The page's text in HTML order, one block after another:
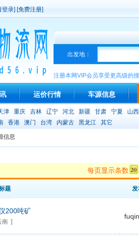
登录] [免费注册]
出发地：
注册本网VIP会员享受更高级的
运价行情 车源信息
津 重庆 吉林 辽宁 河北 新疆 甘肃 宁夏
山西
香港 澳门 台湾 内蒙古 黑龙江 其它
信息
每页显示条数
题
200吨矿
南 ]